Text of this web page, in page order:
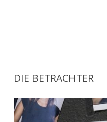
DIE BETRACHTER